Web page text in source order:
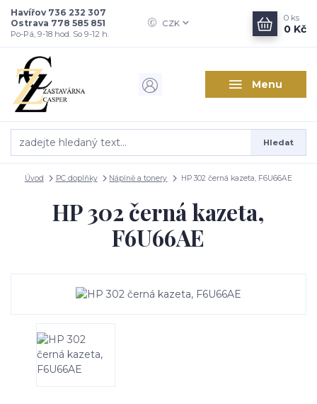
Menu
CZK
Hledat
Havířov 736 232 307
Ostrava 778 585 851
Po-Pá, 9-18 hod. So 9-12 h.
0 ks
0 Kč
Úvod PC doplňky Náplně a tonery HP 302 černá kazeta, F6U66AE
HP 302 černá kazeta,
F6U66AE